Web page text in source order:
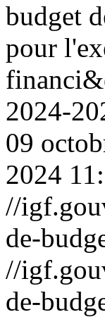
budget
pour
2024-
09
2024
//
de-
//
de-